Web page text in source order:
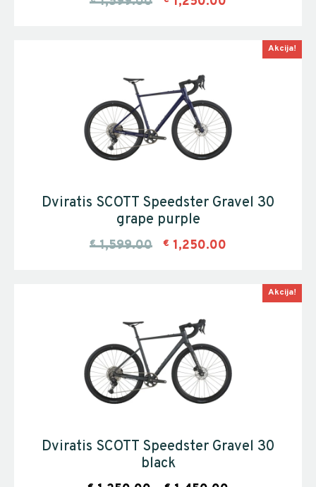
Akcija!
Dviratis SCOTT Speedster Gravel 30
grape purple
€ 1,599.00 € 1,250.00
Akcija!
Dviratis SCOTT Speedster Gravel 30
black